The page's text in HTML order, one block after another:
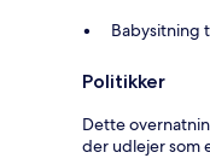
Babysitning
Politikker
Dette
der udlejer som